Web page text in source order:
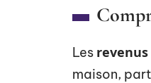
Les
maison,